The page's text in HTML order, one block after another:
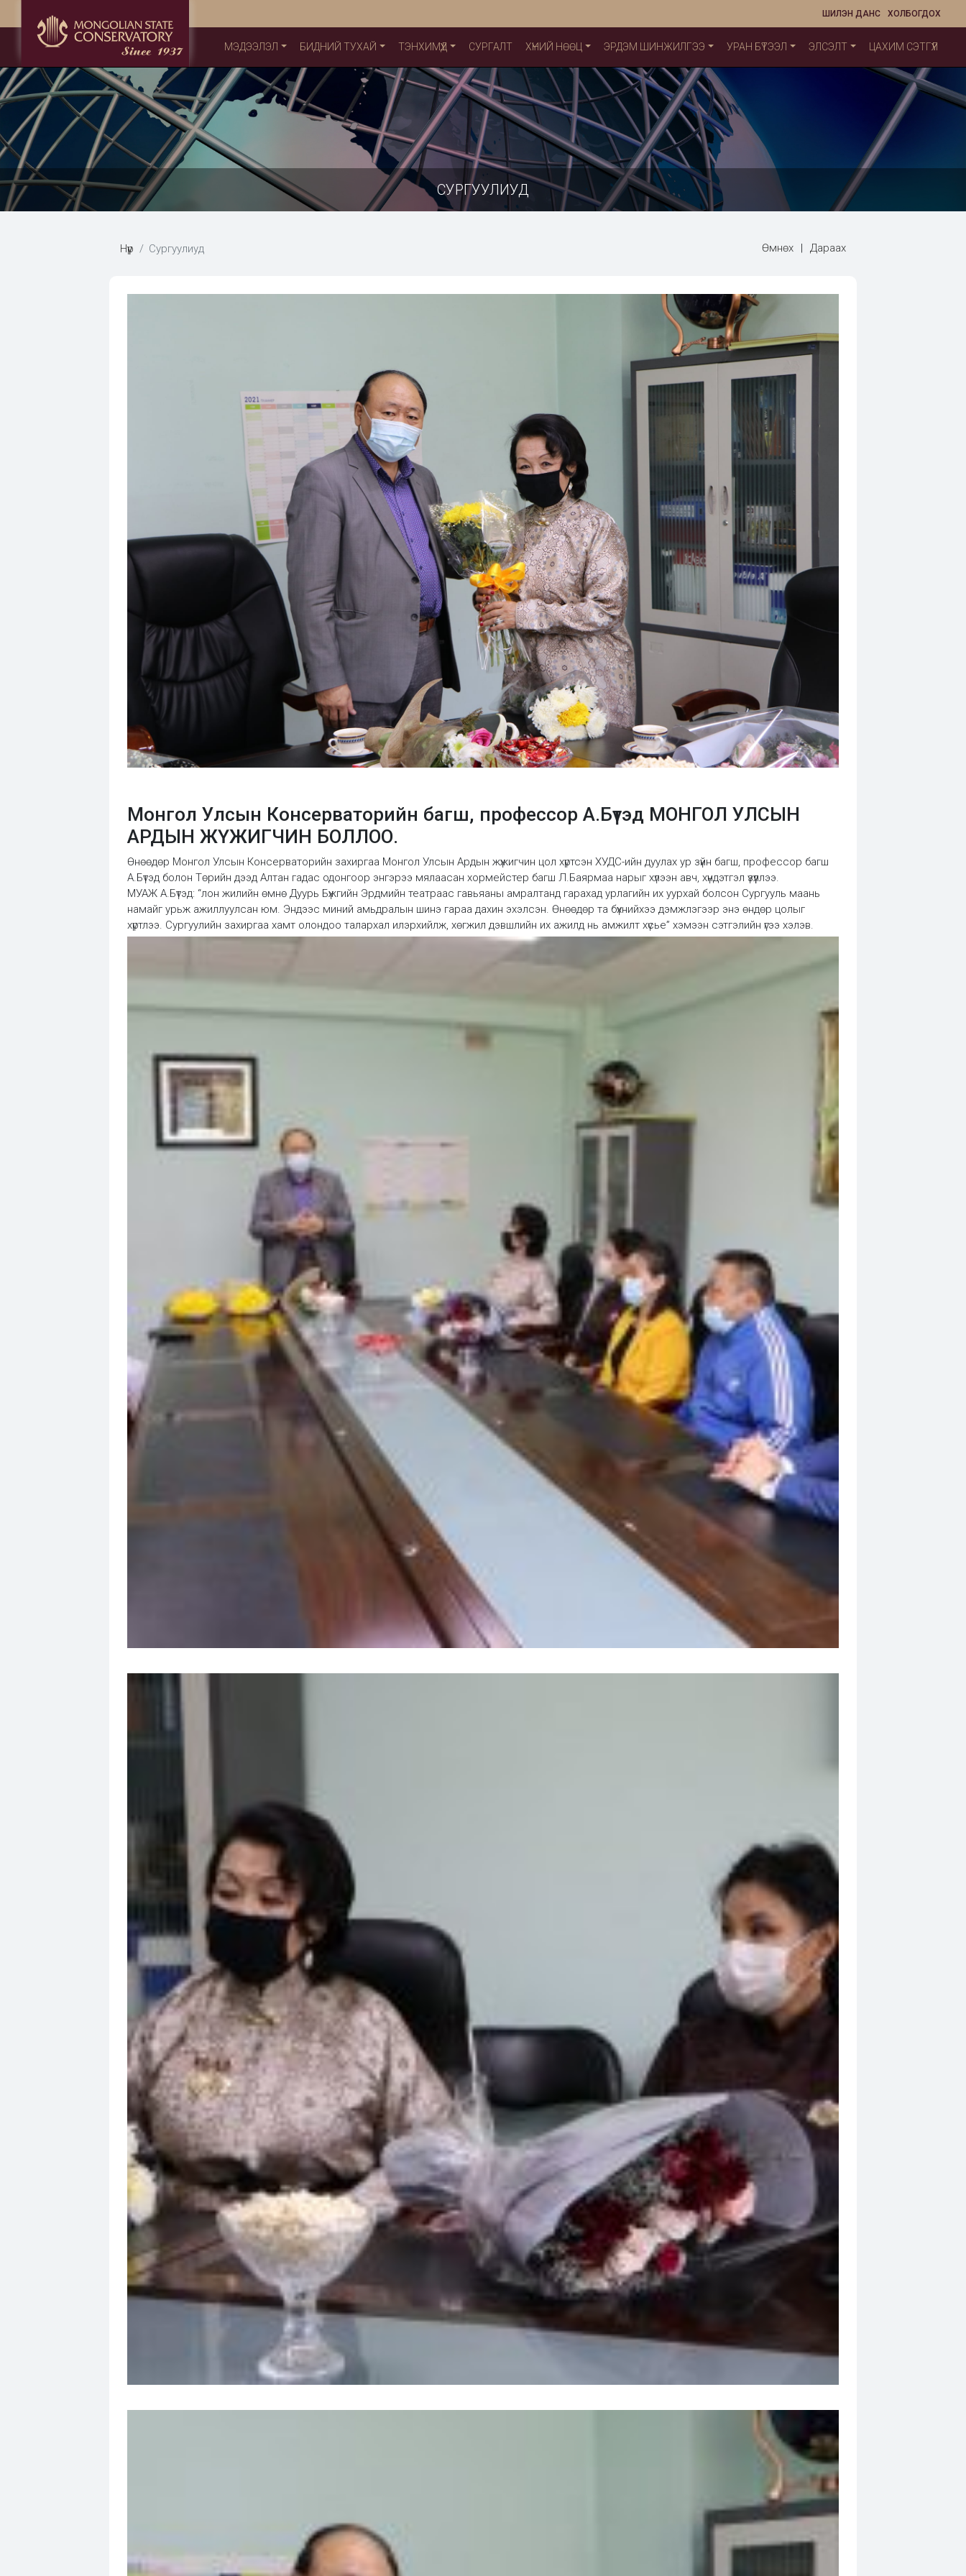
ХОЛБОГДОХ
ШИЛЭН ДАНС
МЭДЭЭЛЭЛ БИДНИЙ ТУХАЙ ТЭНХИМҮҮД СУРГАЛТ ХҮНИЙ НӨӨЦ ЭРДЭМ ШИНЖИЛГЭЭ УРАН БҮТЭЭЛ ЭЛСЭЛТ ЦАХИМ СЭТГҮҮЛ
СУРГУУЛИУД
Нүүр Сургуулиуд Өмнөх | Дараах
Монгол Улсын Консерваторийн багш, профессор А.Бүтэд МОНГОЛ УЛСЫН
АРДЫН ЖҮЖИГЧИН БОЛЛОО.
Өнөөдөр Монгол Улсын Консерваторийн захиргаа Монгол Улсын Ардын жүжигчин цол хүртсэн ХУДС-ийн дуулах ур зүйн багш, профессор багш
А.Бүтэд болон Төрийн дээд Алтан гадас одонгоор энгэрээ мялаасан хормейстер багш Л.Баярмаа нарыг хүлээн авч, хүндэтгэл үзүүллээ.
МУАЖ А.Бүтэд: “лон жилийн өмнө Дуурь Бүжгийн Эрдмийн театраас гавьяаны амралтанд гарахад урлагийн их уурхай болсон Сургууль маань
намайг урьж ажиллуулсан юм. Эндээс миний амьдралын шинэ гараа дахин эхэлсэн. Өнөөдөр та бүхнийхээ дэмжлэгээр энэ өндөр цолыг
хүртлээ. Сургуулийн захиргаа хамт олондоо талархал илэрхийлж, хөгжил дэвшлийн их ажилд нь амжилт хүсье” хэмээн сэтгэлийн үгээ хэлэв.